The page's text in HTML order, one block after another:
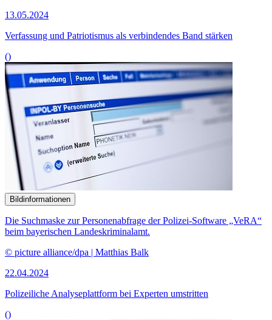
13.05.2024
Verfassung und Patriotismus als verbindendes Band stärken
()
Bildinformationen
Die Suchmaske zur Personenabfrage der Polizei-Software „VeRA“
beim bayerischen Landeskriminalamt.
© picture alliance/dpa | Matthias Balk
22.04.2024
Polizeiliche Analyse­plattform bei Experten umstritten
()